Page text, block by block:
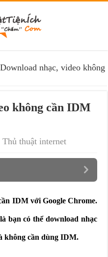
Download nhạc, video không
không cần IDM
Thủ thuật internet
IDM với Google Chrome.
bạn có thể download nhạc
không cần dùng IDM.